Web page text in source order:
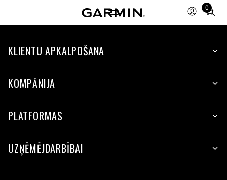
0
Total
items
cart:
KLIENTU APKALPOŠANA
KOMPĀNIJA
PLATFORMAS
UZŅĒMĒJDARBĪBAI